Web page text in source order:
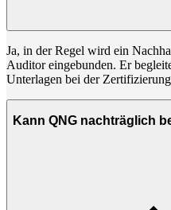
Ja, in der Regel wird ein
Auditor eingebunden. Er
Unterlagen bei der
Kann QNG nachträglich